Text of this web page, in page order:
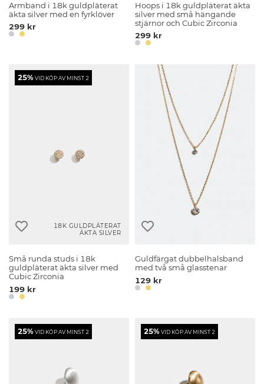
Armband i 18k guldpläterat
äkta silver med en fyrklöver
299 kr
Hoops i 18k guldpläterat äkta
silver med små hängande
stjärnor och Cubic Zirconia
299 kr
25%VID KÖP AV MINST 2
18K GULDPLÄTERAT
ÄKTA SILVER
Små runda studs i 18k
guldpläterat äkta silver med
Cubic Zirconia
199 kr
Guldfärgat dubbelhalsband
med två små glasstenar
129 kr
25%VID KÖP AV MINST 2 25%VID KÖP AV MINST 2